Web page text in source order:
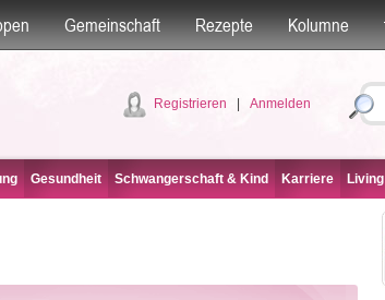
Gemeinschaft Rezepte Kolumne
Registrieren Anmelden
Gesundheit Schwangerschaft & Kind Karriere Living